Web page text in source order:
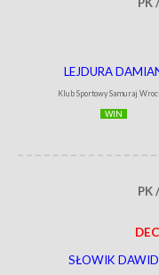
LEJDURA
Klub Sportowy Samuraj
WIN
PK
SŁOWIK DAWID